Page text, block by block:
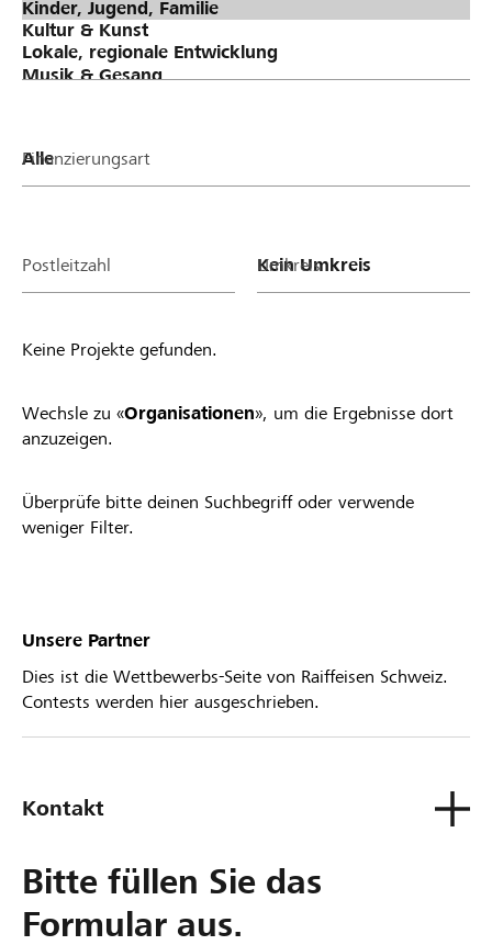
Finanzierungsart
Postleitzahl Umkreis
Keine Projekte gefunden.
Wechsle zu «Organisationen», um die Ergebnisse dort
anzuzeigen.
Überprüfe bitte deinen Suchbegriff oder verwende
weniger Filter.
Unsere Partner
Dies ist die Wettbewerbs-Seite von Raiffeisen Schweiz.
Contests werden hier ausgeschrieben.
Kontakt
Bitte füllen Sie das
Formular aus.